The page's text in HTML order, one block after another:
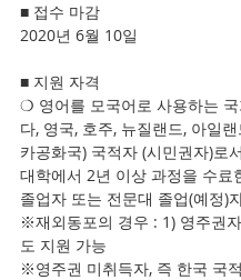
■ 접수 마감
2020년 6월 10일
■ 지원 자격
❍ 영어를 모국어로 사용하는
다, 영국, 호주, 뉴질랜드, 아일
카공화국) 국적자 (시민권자)로
대학에서 2년 이상 과정을 수료
졸업자 또는 전문대 졸업(예정)
※재외동포의 경우 : 1) 영주권
도 지원 가능
※영주권 미취득자, 즉 한국 국